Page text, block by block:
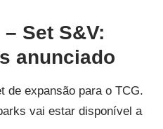
Set S&V:
anunciado
de expansão para o TCG.
vai estar disponível a